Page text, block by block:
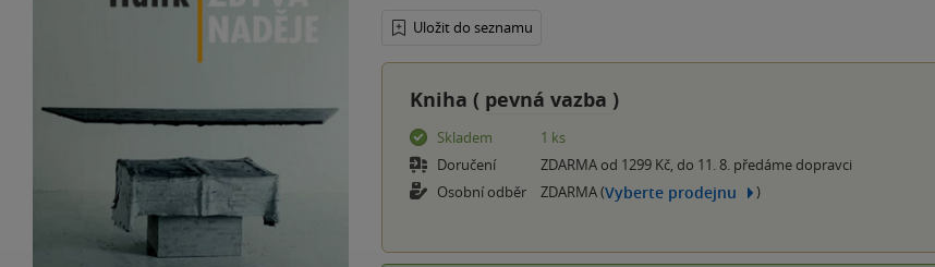
Uložit do seznamu
Kniha ( pevná vazba )
Skladem
1 ks
Doručení
ZDARMA od 1299 Kč, do 11. 8. předáme dopravci
Osobní odběr
ZDARMA (Vyberte prodejnu )